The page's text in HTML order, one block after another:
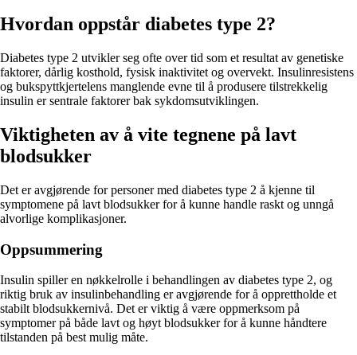
Hvordan oppstår diabetes type 2?
Diabetes type 2 utvikler seg ofte over tid som et resultat av genetiske
faktorer, dårlig kosthold, fysisk inaktivitet og overvekt. Insulinresistens
og bukspyttkjertelens manglende evne til å produsere tilstrekkelig
insulin er sentrale faktorer bak sykdomsutviklingen.
Viktigheten av å vite tegnene på lavt
blodsukker
Det er avgjørende for personer med diabetes type 2 å kjenne til
symptomene på lavt blodsukker for å kunne handle raskt og unngå
alvorlige komplikasjoner.
Oppsummering
Insulin spiller en nøkkelrolle i behandlingen av diabetes type 2, og
riktig bruk av insulinbehandling er avgjørende for å opprettholde et
stabilt blodsukkernivå. Det er viktig å være oppmerksom på
symptomer på både lavt og høyt blodsukker for å kunne håndtere
tilstanden på best mulig måte.